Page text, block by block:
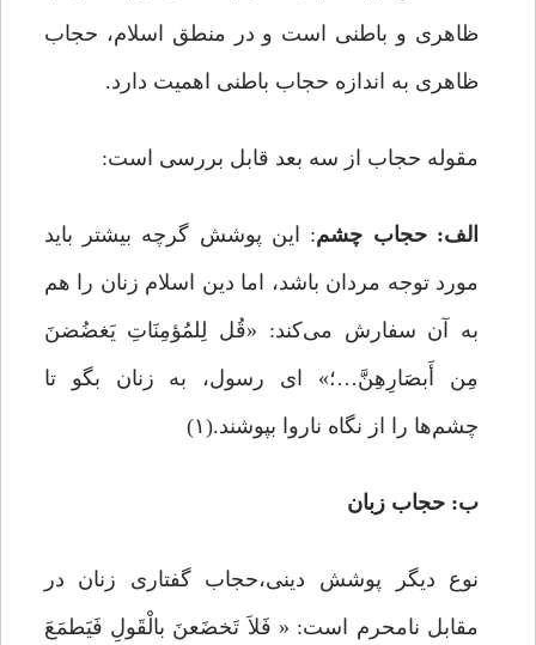
ظاهری و باطنی است و در منطق اسلام، حجاب
ظاهری به اندازه‌ حجاب باطنی اهمیت دارد.
مقوله حجاب از سه بعد قابل بررسی است:
الف: حجاب چشم: این پوشش گرچه بیشتر باید
مورد توجه مردان باشد، اما دین اسلام زنان را هم
به آن سفارش می‌کند: «قُل لِلمُؤمِنَاتِ یَغضُضنَ
مِن أَبصَارِهِنَّ…؛» ای رسول، به زنان بگو تا
چشم‌ها را از نگاه ناروا بپوشند.(۱)
ب: حجاب زبان
نوع دیگر پوشش دینی،حجاب گفتاری زنان در
مقابل نامحرم است: « فَلاَ تَخضَعنَ بالْقَولِ فَیَطمَعَ